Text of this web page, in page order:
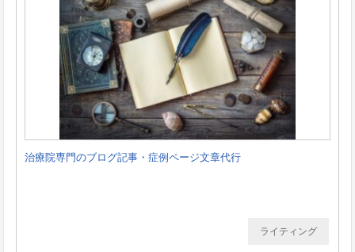
治療院専門のブログ記事・症例ページ文章代行
ライティング